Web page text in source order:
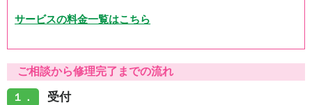
⑤保存期間と廃棄
また、保存期間内であっても、不要となった場合にはす
みやかに廃棄します。
サービスの料金一覧はこちら
ご相談から修理完了までの流れ
１． 受付